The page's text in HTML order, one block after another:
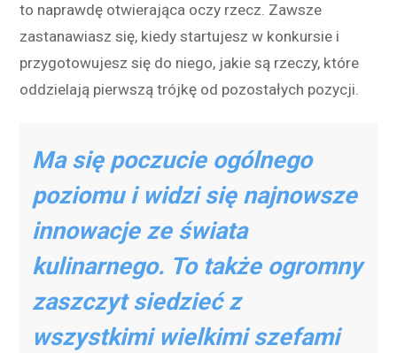
to naprawdę otwierająca oczy rzecz. Zawsze
zastanawiasz się, kiedy startujesz w konkursie i
przygotowujesz się do niego, jakie są rzeczy, które
oddzielają pierwszą trójkę od pozostałych pozycji.
Ma się poczucie ogólnego
poziomu i widzi się najnowsze
innowacje ze świata
kulinarnego. To także ogromny
zaszczyt siedzieć z
wszystkimi wielkimi szefami